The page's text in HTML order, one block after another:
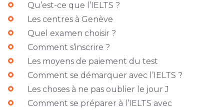
Qu’est-ce que l’IELTS ?
Les centres à Genève
Quel examen choisir ?
Comment s’inscrire ?
Les moyens de paiement du test
Comment se démarquer avec l’IELTS ?
Les choses à ne pas oublier le jour J
Comment se préparer à l’IELTS avec